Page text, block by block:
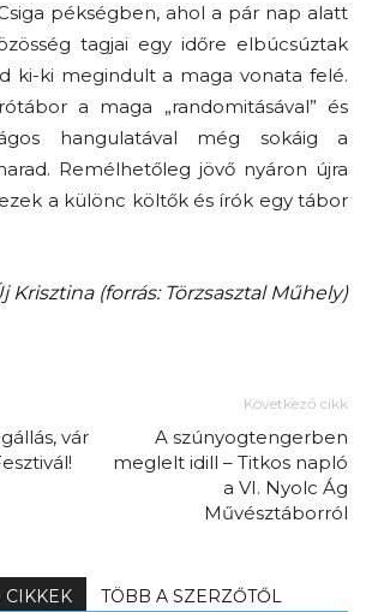
pékségben, ahol a pár nap alatt
tagjai egy időre elbúcsúztak
ki-ki megindult a maga vonata felé.
a maga „randomitásával” és
hangulatával még sokáig a
Remélhetőleg jövő nyáron újra
a különc költők és írók egy tábor
Krisztina (forrás: Törzsasztal Műhely)
vár
Következő cikk
A szúnyogtengerben
meglelt idill – Titkos napló
a VI. Nyolc Ág
Művésztáborról
CIKKEK TÖBB A SZERZŐTŐL